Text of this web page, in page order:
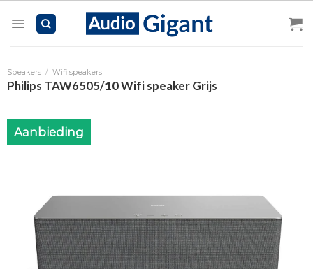
Speakers / Wifi speakers
Philips TAW6505/10 Wifi speaker Grijs
Aanbieding